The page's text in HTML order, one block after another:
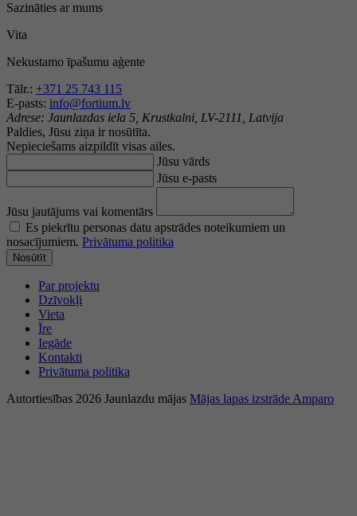
Sazināties ar mums
Vita
Nekustamo īpašumu aģente
Tālr.: +371 25 743 115
E-pasts: info@fortium.lv
Adrese: Jaunlazdas iela 5, Krustkalni, LV-2111, Latvija
Paldies, Jūsu ziņa ir nosūtīta.
Nepieciešams aizpildīt visas ailes.
Jūsu vārds
Jūsu e-pasts
Jūsu jautājums vai komentārs
Es piekrītu personas datu apstrādes noteikumiem un
nosacījumiem. Privātuma politika
Nosūtīt
Par projektu
Dzīvokļi
Vieta
Īre
Iegāde
Kontakti
Privātuma politika
Autortiesības 2026 Jaunlazdu mājas Mājas lapas izstrāde Amparo